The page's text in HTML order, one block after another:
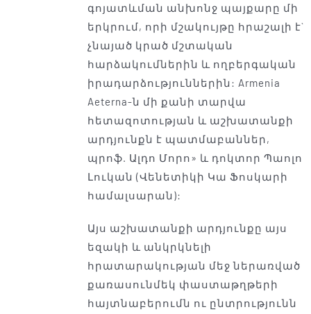
գոյատևման անխոնջ պայքարը մի
երկրում, որի մշակույթը հրաշալի է`
չնայած կրած մշտական ​​
հարձակումներին և ողբերգական
իրադարձություններին: Armenia
Aeterna-ն մի քանի տարվա
հետազոտության և աշխատանքի
արդյունքն է պատմաբաններ,
պրոֆ. Ալդո Մորո» և դոկտոր Պաոլո
Լուկան (Վենետիկի Կա Ֆոսկարի
համալսարան):
Այս աշխատանքի արդյունքը այս
եզակի և անկրկնելի
հրատարակության մեջ ներառված
քառասունմեկ փաստաթղթերի
հայտնաբերումն ու ընտրությունն